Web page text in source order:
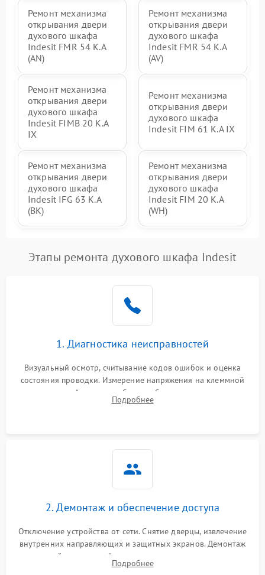
Ремонт механизма
открывания двери
духового шкафа
Indesit FMR 54 K.A
(AN)
Ремонт механизма
открывания двери
духового шкафа
Indesit FMR 54 K.A
(AV)
Ремонт механизма
открывания двери
духового шкафа
Indesit FIMB 20 K.A
IX
Ремонт механизма
открывания двери
духового шкафа
Indesit FIM 61 K.A IX
Ремонт механизма
открывания двери
духового шкафа
Indesit IFG 63 K.A
(BK)
Ремонт механизма
открывания двери
духового шкафа
Indesit FIM 20 K.A
(WH)
Этапы ремонта духового шкафа Indesit
1. Диагностика неисправностей
Визуальный осмотр, считывание кодов ошибок и оценка
состояния проводки. Измерение напряжения на клеммной
колодке. Анализ жалоб на проблемы с нагревом,
конвекцией, панелью управления или блокировкой дверцы.
Подробнее
2. Демонтаж и обеспечение доступа
Отключение устройства от сети. Снятие дверцы, извлечение
внутренних направляющих и защитных экранов. Демонтаж
задней или верхней панели для прямого доступа к
нагревательным элементам, плате и вентиляторам.
Подробнее